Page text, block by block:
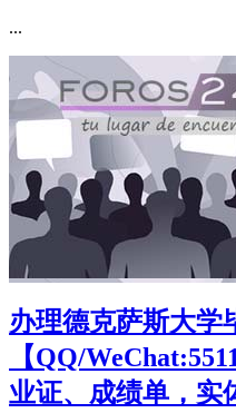
...
办理德克萨斯大学
【QQ/
业证、成绩单，实